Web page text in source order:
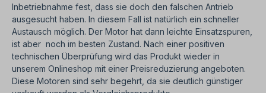
Inbetriebnahme fest, dass sie doch den falschen Antrieb
ausgesucht haben. In diesem Fall ist natürlich ein schneller
Austausch möglich. Der Motor hat dann leichte Einsatzspuren,
ist aber noch im besten Zustand. Nach einer positiven
technischen Überprüfung wird das Produkt wieder in
unserem Onlineshop mit einer Preisreduzierung angeboten.
Diese Motoren sind sehr begehrt, da sie deutlich günstiger